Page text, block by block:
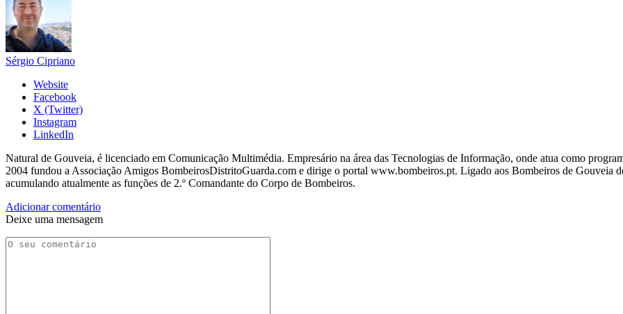
Sérgio Cipriano
Website
Facebook
X (Twitter)
Instagram
LinkedIn
Natural de Gouveia, é licenciado em Comunicação Multimédia. Empresário na área das Tecnologias de Informação, onde atua como
2004 fundou a Associação Amigos BombeirosDistritoGuarda.com e dirige o portal www.bombeiros.pt. Ligado aos Bombeiros de Gouveia
acumulando atualmente as funções de 2.º Comandante do Corpo de Bombeiros.
Adicionar comentário
Deixe uma mensagem